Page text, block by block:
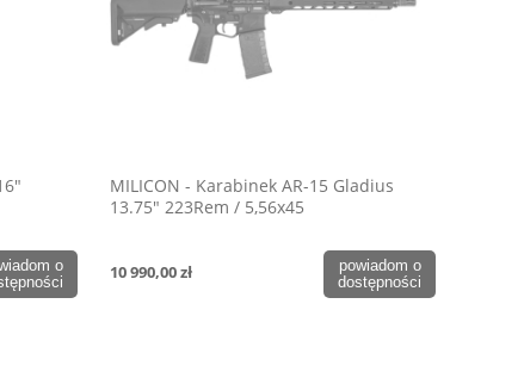
o
MILICON - Karabinek AR-15 Gladius
13.75" 223Rem / 5,56x45
10 990,00 zł
powiadom o
dostępności